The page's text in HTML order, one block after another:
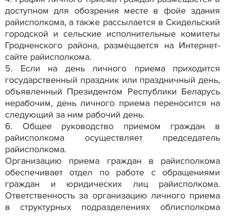
доступном для обозрения месте в фойе здания
райисполкома, а также рассылается в Скидельский
городской и сельские исполнительные комитеты
Гродненского района, размещается на Интернет-
сайте райисполкома.
5. Если на день личного приема приходится
государственный праздник или праздничный день,
объявленный Президентом Республики Беларусь
нерабочим, день личного приема переносится на
следующий за ним рабочий день.
6. Общее руководство приемом граждан в
райисполкома осуществляет председатель
райисполкома.
Организацию приема граждан в райисполкома
обеспечивает отдел по работе с обращениями
граждан и юридических лиц райисполкома.
Ответственность за организацию личного приема
в структурных подразделениях облисполкома